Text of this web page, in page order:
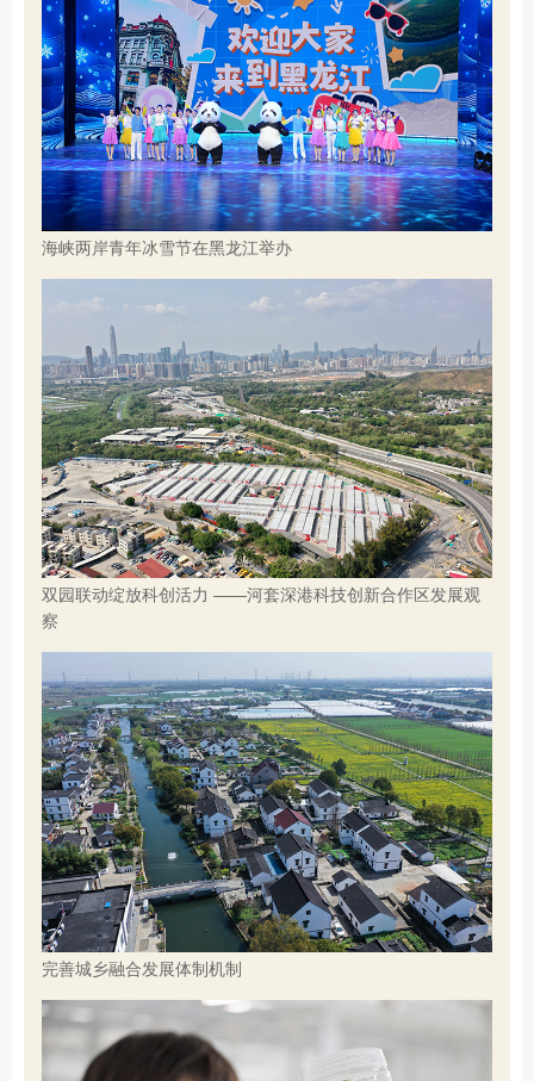
海峡两岸青年冰雪节在黑龙江举办
双园联动绽放科创活力 ——河套深港科技创新合作区发展观
察
完善城乡融合发展体制机制